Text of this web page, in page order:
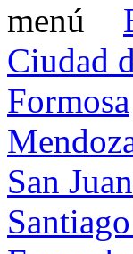
Ciudad
Formosa
San Juan